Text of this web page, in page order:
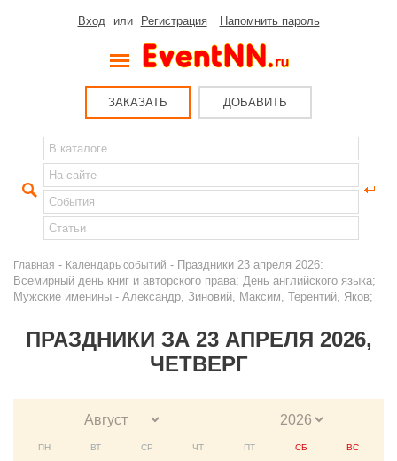
Вход или Регистрация Напомнить пароль
ЗАКАЗАТЬ ДОБАВИТЬ
Главная - Календарь событий - Праздники 23 апреля 2026:
Всемирный день книг и авторского права; День английского языка;
Мужские именины - Александр, Зиновий, Максим, Терентий, Яков;
ПРАЗДНИКИ ЗА 23 АПРЕЛЯ 2026,
ЧЕТВЕРГ
ПН ВТ СР ЧТ ПТ СБ ВС